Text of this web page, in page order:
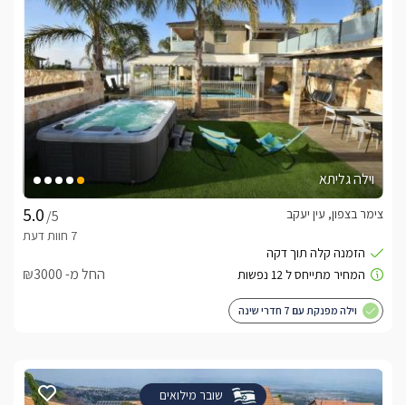
וילה גליתא
/5
צימר בצפון, עין יעקב
החל מ- ₪3000
וילה מפנקת עם 7 חדרי שינה
שובר מילואים